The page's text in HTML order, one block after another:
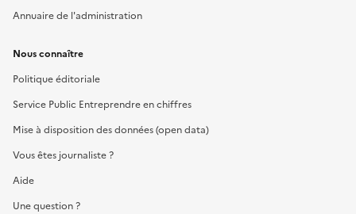
Annuaire de l'administration
Nous connaître
Politique éditoriale
Service Public Entreprendre en chiffres
Mise à disposition des données (open data)
Vous êtes journaliste ?
Aide
Une question ?